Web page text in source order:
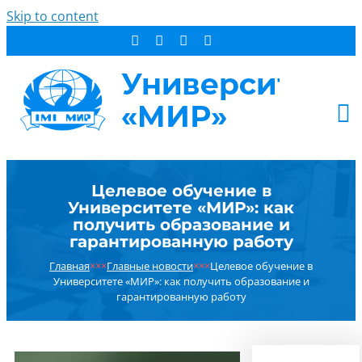
Skip to content
ДОПОБРАЗОВАНИЕ
ОБ УНИВЕРСИТЕТЕ
НОВОСТИ
Целевое обучение в
Университете «МИР»: как
получить образование и
гарантированную работу
Главная×××Главные новости×××Целевое обучение в
Университете «МИР»: как получить образование и
гарантированную работу